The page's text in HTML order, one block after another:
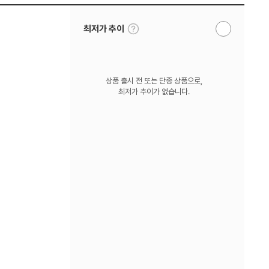
최저가 추이
툴
팁
알
상품 출시 전 또는 단종 상품으로,
최저가 추이가 없습니다.